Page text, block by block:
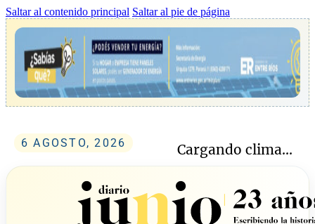
Saltar al contenido principal Saltar al pie de página
6 AGOSTO, 2026 Cargando clima...